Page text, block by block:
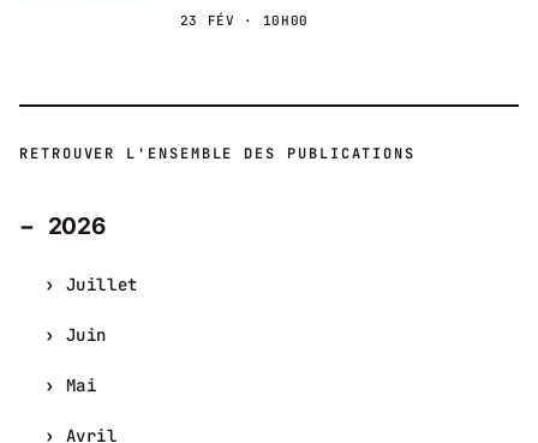
23 FÉV · 10H00
RETROUVER L'ENSEMBLE DES PUBLICATIONS
2026
Juillet
Juin
Mai
Avril